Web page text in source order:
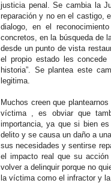
justicia penal. Se cambia la
reparación y no en el castigo,
dialogo, en el
concretos, en la búsqueda de
desde un punto de vista
el propio estado les
historia”. Se plantea este
legitima.
Muchos creen que
víctima , es obviar que
importancia, ya que si bien
delito y se causa un daño a
sus necesidades y sentirse
el impacto real que su
volver a delinquir porque no
la víctima como el infractor y